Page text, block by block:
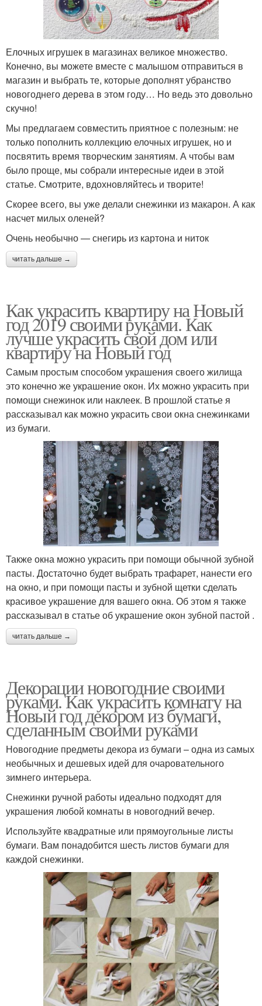
Елочных игрушек в магазинах великое множество.
Конечно, вы можете вместе с малышом отправиться в
магазин и выбрать те, которые дополнят убранство
новогоднего дерева в этом году… Но ведь это довольно
скучно!
Мы предлагаем совместить приятное с полезным: не
только пополнить коллекцию елочных игрушек, но и
посвятить время творческим занятиям. А чтобы вам
было проще, мы собрали интересные идеи в этой
статье. Смотрите, вдохновляйтесь и творите!
Скорее всего, вы уже делали снежинки из макарон. А как
насчет милых оленей?
Очень необычно — снегирь из картона и ниток
читать дальше →
Как украсить квартиру на Новый
год 2019 своими руками. Как
лучше украсить свой дом или
квартиру на Новый год
Самым простым способом украшения своего жилища
это конечно же украшение окон. Их можно украсить при
помощи снежинок или наклеек. В прошлой статье я
рассказывал как можно украсить свои окна снежинками
из бумаги.
Также окна можно украсить при помощи обычной зубной
пасты. Достаточно будет выбрать трафарет, нанести его
на окно, и при помощи пасты и зубной щетки сделать
красивое украшение для вашего окна. Об этом я также
рассказывал в статье об украшение окон зубной пастой .
читать дальше →
Декорации новогодние своими
руками. Как украсить комнату на
Новый год декором из бумаги,
сделанным своими руками
Новогодние предметы декора из бумаги – одна из самых
необычных и дешевых идей для очаровательного
зимнего интерьера.
Снежинки ручной работы идеально подходят для
украшения любой комнаты в новогодний вечер.
Используйте квадратные или прямоугольные листы
бумаги. Вам понадобится шесть листов бумаги для
каждой снежинки.